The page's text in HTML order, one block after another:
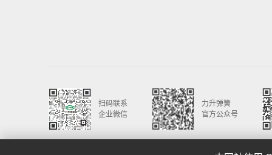
扫码联系
企业微信
力升弹簧
官方公众号